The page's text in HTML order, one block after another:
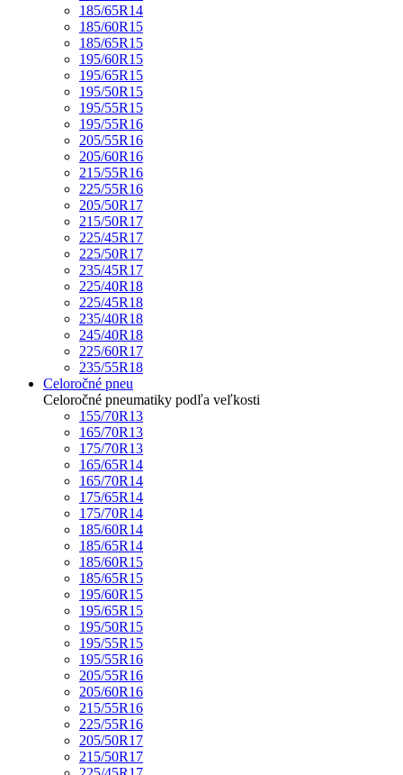
185/65R14
185/60R15
185/65R15
195/60R15
195/65R15
195/50R15
195/55R15
195/55R16
205/55R16
205/60R16
215/55R16
225/55R16
205/50R17
215/50R17
225/45R17
225/50R17
235/45R17
225/40R18
225/45R18
235/40R18
245/40R18
225/60R17
235/55R18
Celoročné pneu
Celoročné pneumatiky podľa veľkosti
155/70R13
165/70R13
175/70R13
165/65R14
165/70R14
175/65R14
175/70R14
185/60R14
185/65R14
185/60R15
185/65R15
195/60R15
195/65R15
195/50R15
195/55R15
195/55R16
205/55R16
205/60R16
215/55R16
225/55R16
205/50R17
215/50R17